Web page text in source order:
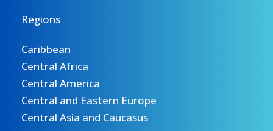
Regions
Caribbean
Central Africa
Central America
Central and Eastern Europe
Central Asia and Caucasus